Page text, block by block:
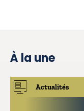
À la une
Actualités